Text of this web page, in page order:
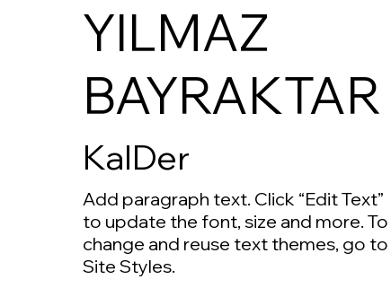
YILMAZ
BAYRAKTAR
KalDer
Add paragraph text. Click “Edit Text”
to update the font, size and more. To
change and reuse text themes, go to
Site Styles.